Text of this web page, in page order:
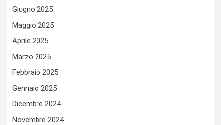
Giugno 2025
Maggio 2025
Aprile 2025
Marzo 2025
Febbraio 2025
Gennaio 2025
Dicembre 2024
Novembre 2024